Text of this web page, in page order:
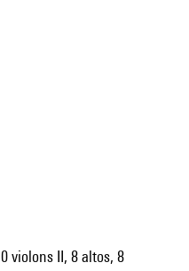
violons II, 8 altos, 8